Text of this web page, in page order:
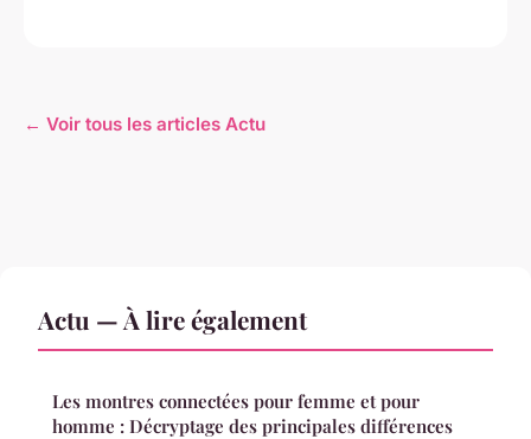
← Voir tous les articles Actu
Actu — À lire également
Les montres connectées pour femme et pour
homme : Décryptage des principales différences